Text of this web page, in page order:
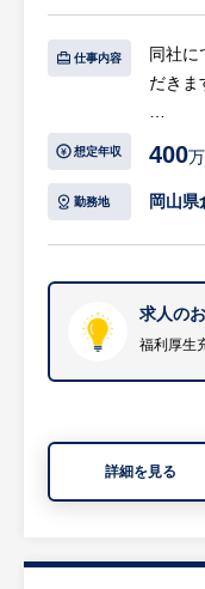
仕事内容
同社に
だきま
・現
港湾な
安全確
工程・
・パー
・図
図面
工記録
想定年収 400
勤務地 岡山県
求人の
福利厚生
詳細を見る